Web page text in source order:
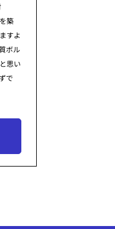
築
すよ
ボル
思い
で